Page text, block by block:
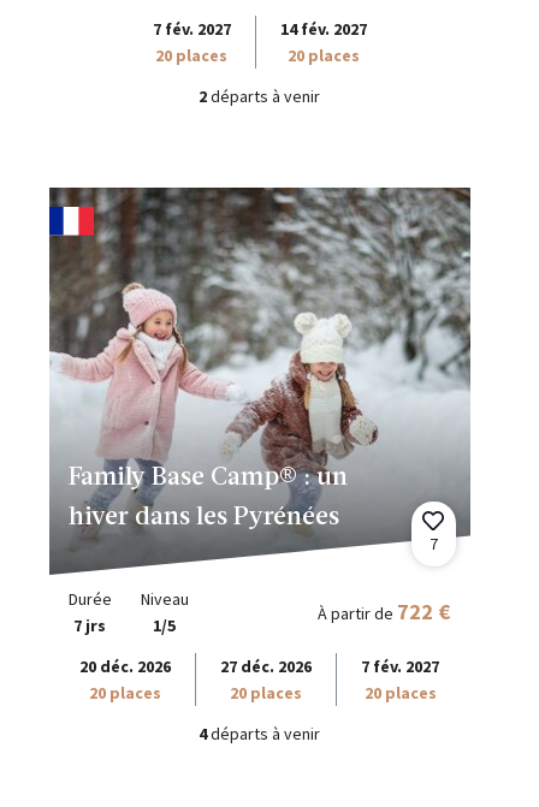
7 fév. 2027
20 places
14 fév. 2027
20 places
2départs à venir
Family Base Camp® : un
hiver dans les Pyrénées
7
Durée
7 jrs
Niveau
1/5
À partir de 722 €
20 déc. 2026
20 places
27 déc. 2026
20 places
7 fév. 2027
20 places
4départs à venir